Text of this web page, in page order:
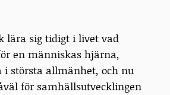
lära sig tidigt i livet vad
en människas hjärna,
i största allmänhet, och nu
för samhällsutvecklingen